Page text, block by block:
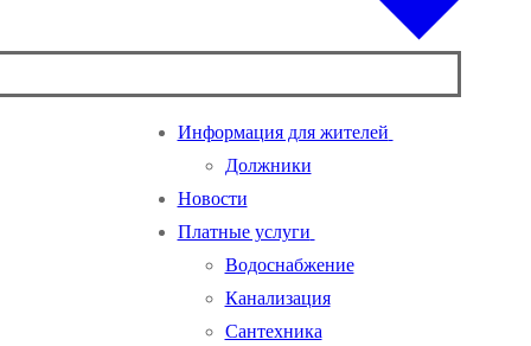
Информация для жителей
Должники
Новости
Платные услуги
Водоснабжение
Канализация
Сантехника